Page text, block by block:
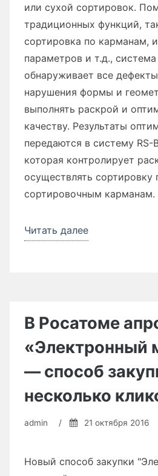
или сухой сортировок.
традиционных функций,
сортировка по карманам,
параметров и т.д.,
обнаруживает все
нарушения формы и
выполнять раскрой и
качеству. Результаты
передаются в систему RS-
которая контролирует
осуществлять сортировку
сортировочным карманам.
Читать далее
лесопильных
производств
в
месте»
В Росатоме
«Электронный
— способ
несколько
admin / 21 октября 2016
Новый способ закупки